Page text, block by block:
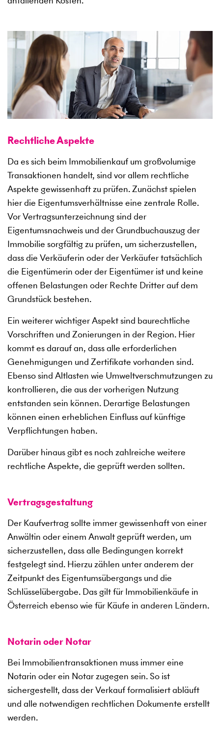
Rechtliche Aspekte
Da es sich beim Immobilienkauf um großvolumige
Transaktionen handelt, sind vor allem rechtliche
Aspekte gewissenhaft zu prüfen. Zunächst spielen
hier die Eigentumsverhältnisse eine zentrale Rolle.
Vor Vertragsunterzeichnung sind der
Eigentumsnachweis und der Grundbuchauszug der
Immobilie sorgfältig zu prüfen, um sicherzustellen,
dass die Verkäuferin oder der Verkäufer tatsächlich
die Eigentümerin oder der Eigentümer ist und keine
offenen Belastungen oder Rechte Dritter auf dem
Grundstück bestehen.
Ein weiterer wichtiger Aspekt sind baurechtliche
Vorschriften und Zonierungen in der Region. Hier
kommt es darauf an, dass alle erforderlichen
Genehmigungen und Zertifikate vorhanden sind.
Ebenso sind Altlasten wie Umweltverschmutzungen zu
kontrollieren, die aus der vorherigen Nutzung
entstanden sein können. Derartige Belastungen
können einen erheblichen Einfluss auf künftige
Verpflichtungen haben.
Darüber hinaus gibt es noch zahlreiche weitere
rechtliche Aspekte, die geprüft werden sollten.
Vertragsgestaltung
Der Kaufvertrag sollte immer gewissenhaft von einer
Anwältin oder einem Anwalt geprüft werden, um
sicherzustellen, dass alle Bedingungen korrekt
festgelegt sind. Hierzu zählen unter anderem der
Zeitpunkt des Eigentumsübergangs und die
Schlüsselübergabe. Das gilt für Immobilienkäufe in
Österreich ebenso wie für Käufe in anderen Ländern.
Notarin oder Notar
Bei Immobilientransaktionen muss immer eine
Notarin oder ein Notar zugegen sein. So ist
sichergestellt, dass der Verkauf formalisiert abläuft
und alle notwendigen rechtlichen Dokumente erstellt
werden.